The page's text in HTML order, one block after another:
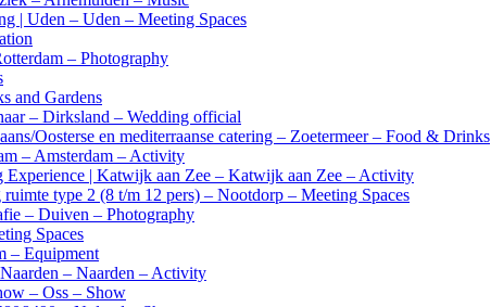
| Uden – Uden – Meeting Spaces
– Photography
and Gardens
– Dirksland – Wedding official
Oosterse en mediterraanse catering – Zoetermeer – Food & Drinks
– Amsterdam – Activity
| Katwijk aan Zee – Katwijk aan Zee – Activity
type 2 (8 t/m 12 pers) – Nootdorp – Meeting Spaces
– Duiven – Photography
Spaces
– Equipment
– Naarden – Activity
– Oss – Show